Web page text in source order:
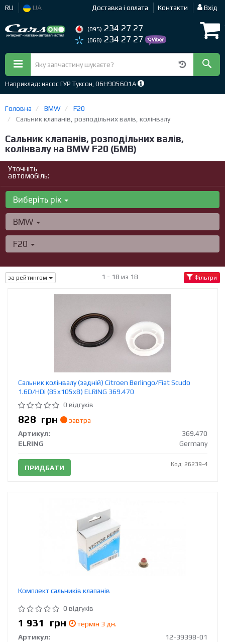
RU UA Доставка і оплата Контакти Вхід
(095) 234 27 27
(068) 234 27 27
Наприклад: насос ГУР Туксон, 06H905601A
Головна BMW
F20
Сальник клапанів, розподільних валів, колінвалу
Сальник клапанів, розподільних валів,
колінвалу на BMW F20 (БМВ)
Уточніть
автомобіль:
Виберіть рік
BMW
F20
за рейтингом 1 - 18 из 18 Фільтри
Сальник колінвалу (задній) Citroen Berlingo/Fiat Scudo
1.6D/HDi (85x105x8) ELRING 369.470
0 відгуків
828 грн
завтра
Артикул:
369.470
ELRING
Germany
ПРИДБАТИ Код: 26239-4
Комплект сальників клапанів
0 відгуків
1 931 грн
термін 3 дн.
Артикул:
12-39398-01